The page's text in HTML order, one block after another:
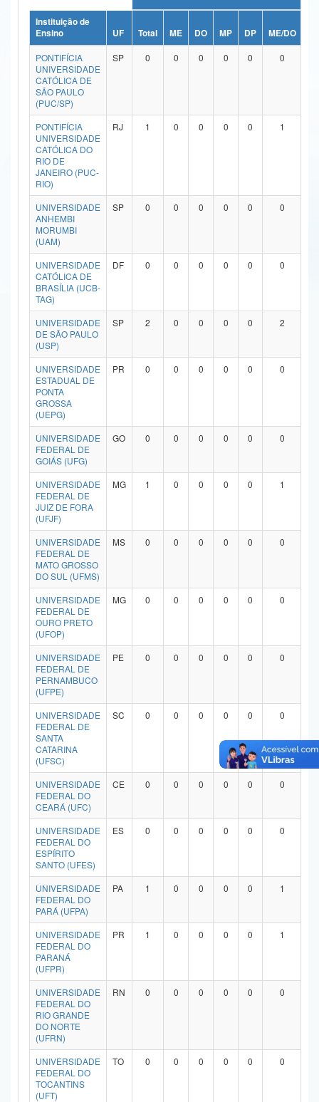
Ministério da Ciência, Tecnologia, Inovações e Comunicações
Ministério do Meio Ambiente
Ministério do Turismo
Ministério do Desenvolvimento Regional
Controladoria-Geral da União
Ministério da Mulher, da Família e dos Direitos Humanos
Secretaria-Geral
Secretaria de Governo
Gabinete de Segurança Institucional
Advocacia-Geral da União
Banco Central do Brasil
Instituição de
Ensino
UF Total ME DO MP DP ME/DO
PONTIFÍCIA
UNIVERSIDADE
CATÓLICA DE
SÃO PAULO
(PUC/SP)
SP 0 0 0 0 0 0
PONTIFÍCIA
UNIVERSIDADE
CATÓLICA DO
RIO DE
JANEIRO (PUC-
RIO)
RJ 1 0 0 0 0 1
UNIVERSIDADE
ANHEMBI
MORUMBI
(UAM)
SP 0 0 0 0 0 0
UNIVERSIDADE
CATÓLICA DE
BRASÍLIA (UCB-
TAG)
DF 0 0 0 0 0 0
UNIVERSIDADE
DE SÃO PAULO
(USP)
SP 2 0 0 0 0 2
UNIVERSIDADE
ESTADUAL DE
PONTA
GROSSA
(UEPG)
PR 0 0 0 0 0 0
UNIVERSIDADE
FEDERAL DE
GOIÁS (UFG)
GO 0 0 0 0 0 0
UNIVERSIDADE
FEDERAL DE
JUIZ DE FORA
(UFJF)
MG 1 0 0 0 0 1
UNIVERSIDADE
FEDERAL DE
MATO GROSSO
DO SUL (UFMS)
MS 0 0 0 0 0 0
UNIVERSIDADE
FEDERAL DE
OURO PRETO
(UFOP)
MG 0 0 0 0 0 0
UNIVERSIDADE
FEDERAL DE
PERNAMBUCO
(UFPE)
PE 0 0 0 0 0 0
UNIVERSIDADE
FEDERAL DE
SANTA
CATARINA
(UFSC)
SC 0 0 0 0 0 0
UNIVERSIDADE
FEDERAL DO
CEARÁ (UFC)
CE 0 0 0 0 0 0
UNIVERSIDADE
FEDERAL DO
ESPÍRITO
SANTO (UFES)
ES 0 0 0 0 0 0
UNIVERSIDADE
FEDERAL DO
PARÁ (UFPA)
PA 1 0 0 0 0 1
UNIVERSIDADE
FEDERAL DO
PARANÁ
(UFPR)
PR 1 0 0 0 0 1
UNIVERSIDADE
FEDERAL DO
RIO GRANDE
DO NORTE
(UFRN)
RN 0 0 0 0 0 0
UNIVERSIDADE
FEDERAL DO
TOCANTINS
(UFT)
TO 0 0 0 0 0 0